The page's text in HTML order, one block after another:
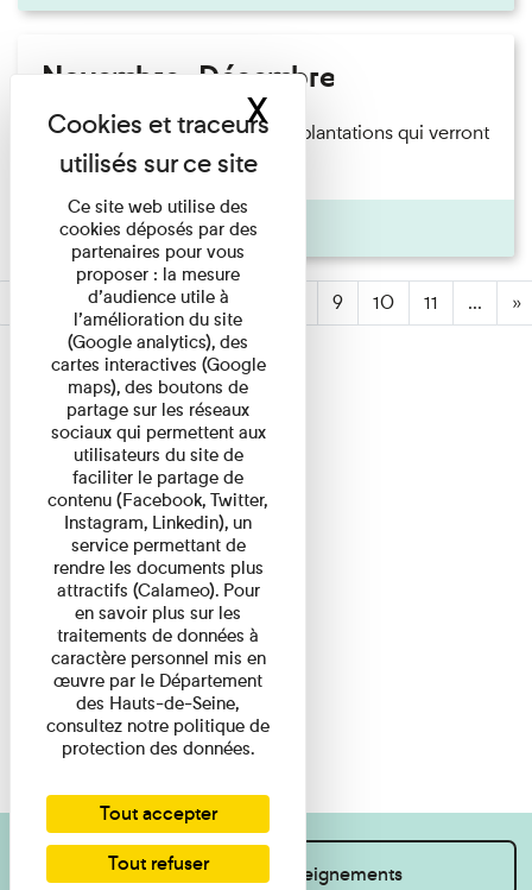
Novembre -Décembre
la période idéale pour faire les plantations qui verront
le jour au ...
Pages
3 4 5 6 9 10 11 ... »
Je souhaite des renseignements
Ce site web utilise des
cookies déposés par des
partenaires pour vous
proposer : la mesure
d’audience utile à
l’amélioration du site
(Google analytics), des
cartes interactives (Google
maps), des boutons de
partage sur les réseaux
sociaux qui permettent aux
utilisateurs du site de
faciliter le partage de
contenu (Facebook, Twitter,
Instagram, Linkedin), un
service permettant de
rendre les documents plus
attractifs (Calameo). Pour
en savoir plus sur les
traitements de données à
caractère personnel mis en
œuvre par le Département
des Hauts-de-Seine,
consultez notre politique de
protection des données.
Tout accepter
Tout refuser
XMasquer le